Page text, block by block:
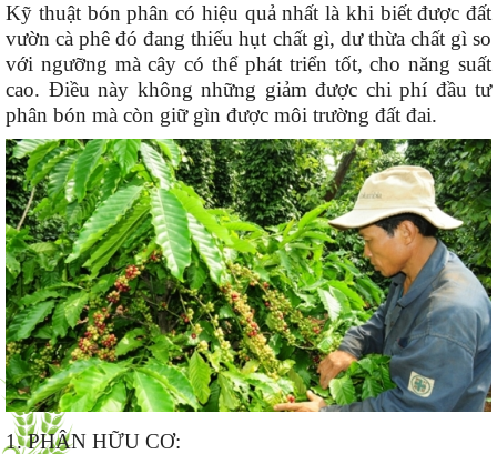
Kỹ thuật bón phân có hiệu quả nhất là khi biết được đất
vườn cà phê đó đang thiếu hụt chất gì, dư thừa chất gì so
với ngưỡng mà cây có thể phát triển tốt, cho năng suất
cao. Điều này không những giảm được chi phí đầu tư
phân bón mà còn giữ gìn được môi trường đất đai.
1. PHÂN HỮU CƠ: